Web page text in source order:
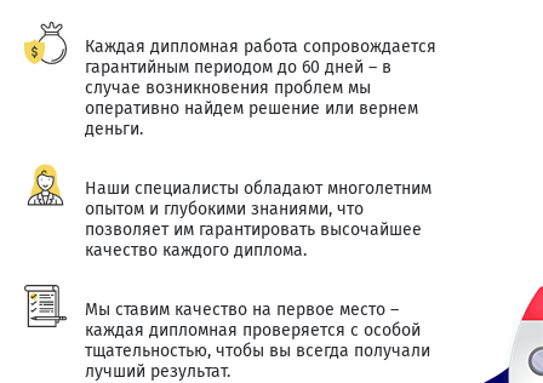
Каждая дипломная работа сопровождается
гарантийным периодом до 60 дней – в
случае возникновения проблем мы
оперативно найдем решение или вернем
деньги.
Наши специалисты обладают многолетним
опытом и глубокими знаниями, что
позволяет им гарантировать высочайшее
качество каждого диплома.
Мы ставим качество на первое место –
каждая дипломная проверяется с особой
тщательностью, чтобы вы всегда получали
лучший результат.